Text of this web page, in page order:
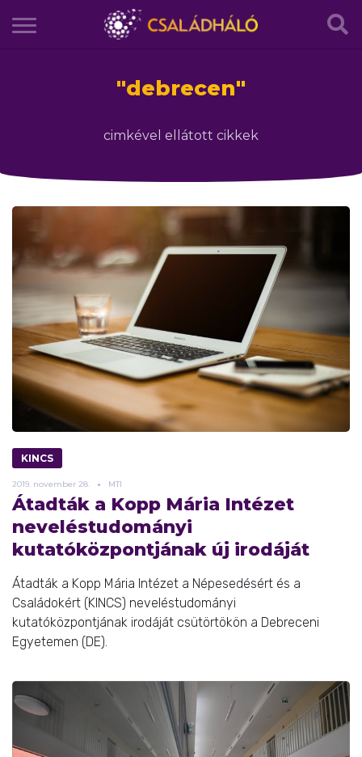
"debrecen"
cimkével ellátott cikkek
KINCS
2019. november 28. MTI
Átadták a Kopp Mária Intézet
neveléstudományi
kutatóközpontjának új irodáját
Átadták a Kopp Mária Intézet a Népesedésért és a
Családokért (KINCS) neveléstudományi
kutatóközpontjának irodáját csütörtökön a Debreceni
Egyetemen (DE).